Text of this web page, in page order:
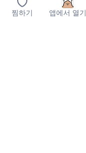
찜하기 앱에서 열기